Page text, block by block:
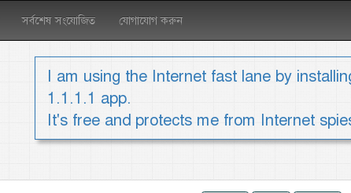
সর্বশেষ সংযোজিত যোগাযোগ করুন
I am using the Internet fast lane by
1.1.1.1 app.
It's free and protects me from Internet